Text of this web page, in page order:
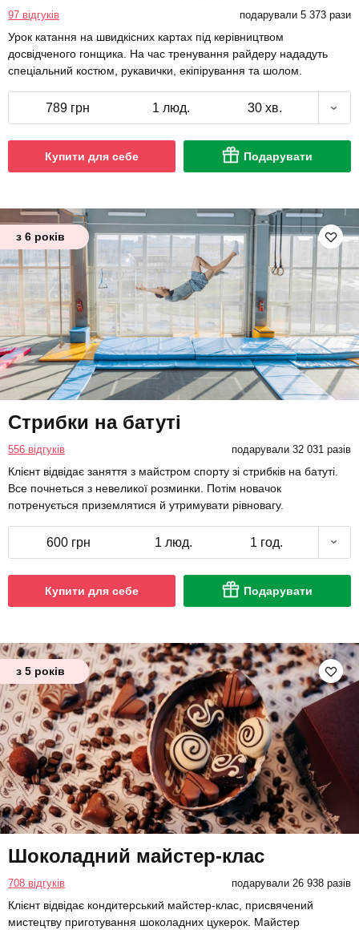
97 відгуків подарували 5 373 рази
Урок катання на швидкісних картах під керівництвом
досвідченого гонщика. На час тренування райдеру нададуть
спеціальний костюм, рукавички, екіпірування та шолом.
789 грн 1 люд. 30 хв.
Купити для себе Подарувати
з 6 років
Стрибки на батуті
556 відгуків подарували 32 031 разів
Клієнт відвідає заняття з майстром спорту зі стрибків на батуті.
Все почнеться з невеликої розминки. Потім новачок
потренується приземлятися й утримувати рівновагу.
600 грн 1 люд. 1 год.
Купити для себе Подарувати
з 5 років
Шоколадний майстер-клас
708 відгуків подарували 26 938 разів
Клієнт відвідає кондитерський майстер-клас, присвячений
мистецтву приготування шоколадних цукерок. Майстер